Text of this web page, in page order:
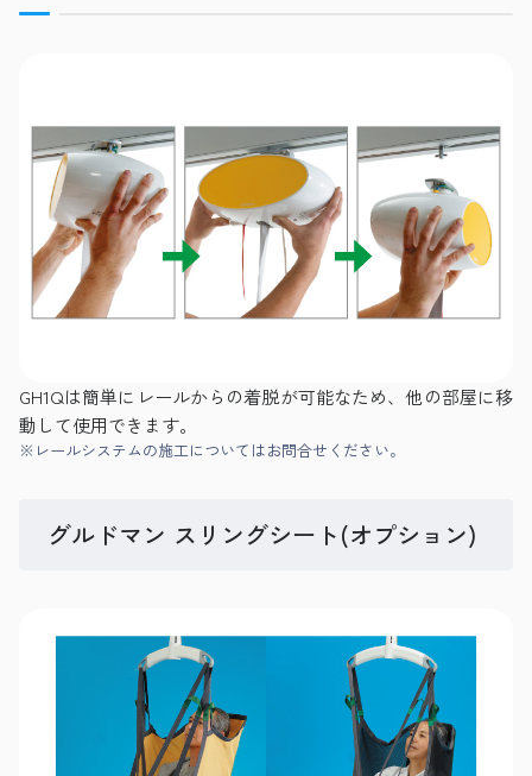
GH1Qは簡単にレールからの着脱が可能なため、他の部屋に移
動して使用できます。
※レールシステムの施工についてはお問合せください。
グルドマン スリングシート(オプション)